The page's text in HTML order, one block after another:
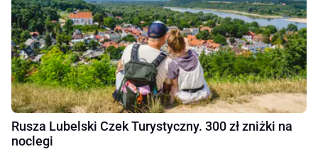
Rusza Lubelski Czek Turystyczny. 300 zł zniżki na
noclegi